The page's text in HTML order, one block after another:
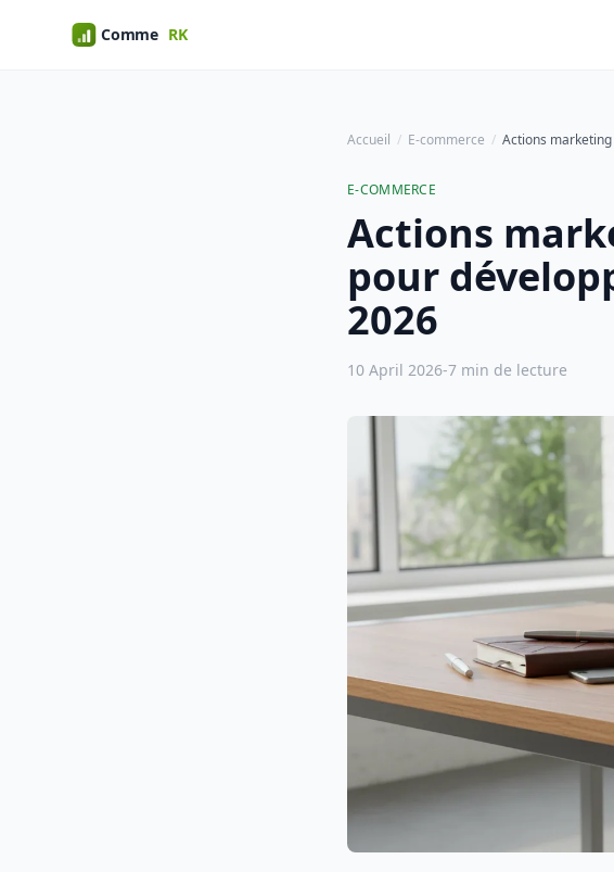
Accueil E-commerce Actions marketing : exemples concrets pour
E-COMMERCE
Actions
pour
2026
10 April 2026-7 min de lecture